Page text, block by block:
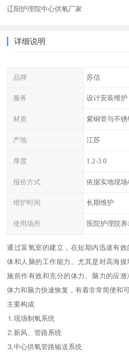
辽阳护理院中心供氧厂家
详细说明
品牌 苏信
服务 设计安装维护
材质 紫铜管与不锈
产地 江苏
厚度 1.2-3.0
报价方式 依据实地现场
维护时间 长期维护
使用场所 医院护理院
通过富氧室的建立，在短期内迅速有
体和人脑的工作能力。尤其是对高海
施前作有效和充分的体力、脑力的应
体力和脑力快速恢复，有着非常简便和
主要构成
⒈现场制氧系统
⒉新风、管路系统
⒊中心供氧管路输送系统